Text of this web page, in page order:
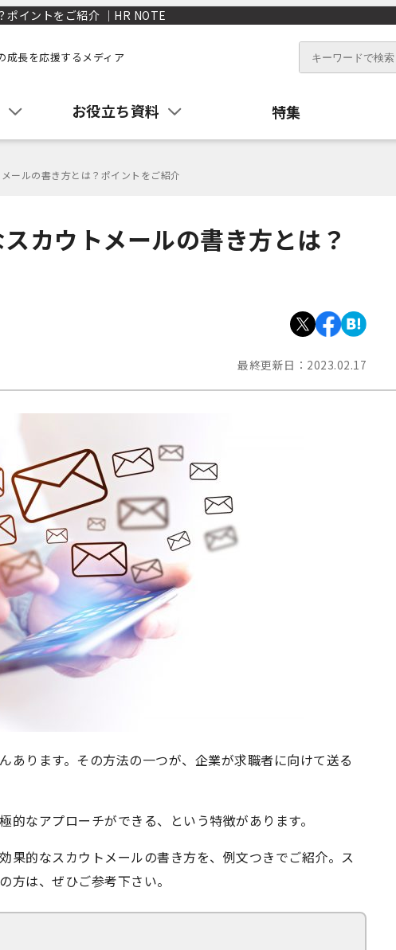
ポイントをご紹介 ｜HR NOTE
成長を応援するメディア
お役立ち資料 特集
ールの書き方とは？ポイントをご紹介
スカウトメールの書き方とは？
最終更新日： 2023.02.17
あります。その方法の一つが、企業が求職者に向けて送る
なアプローチができる、という特徴があります。
果的なスカウトメールの書き方を、例文つきでご紹介。ス
方は、ぜひご参考下さい。